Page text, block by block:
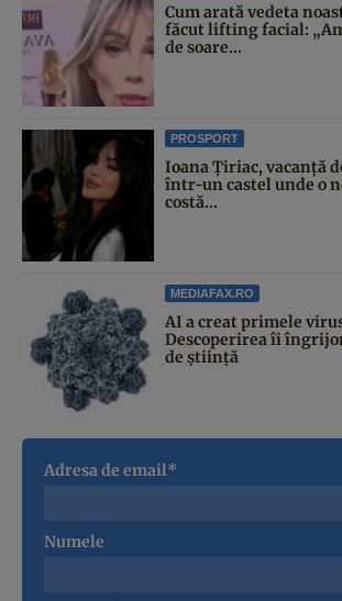
Cum arată vedeta
făcut lifting facial:
de soare...
PROSPORT
Ioana Țiriac, vacanță
într-un castel unde o
costă...
MEDIAFAX.RO
AI a creat primele
Descoperirea îi
de știință
Adresa de email*
Numele